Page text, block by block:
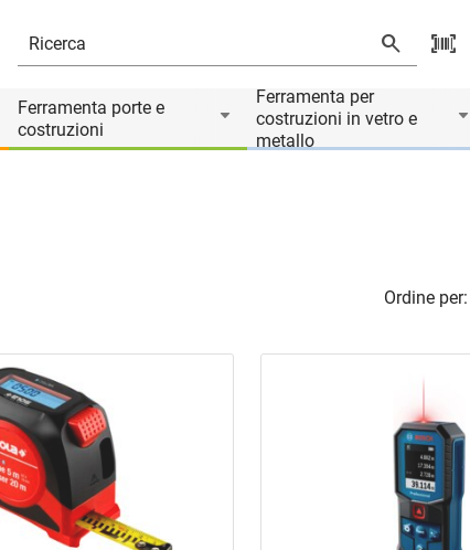
Ferramenta porte e
costruzioni
Ferramenta per
costruzioni in vetro e
metallo
Ordine per: